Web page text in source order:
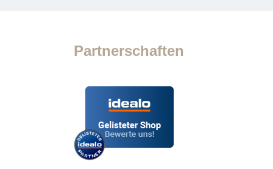
Partnerschaften